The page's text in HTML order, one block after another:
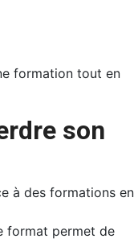
formation tout en
son
à des formations en
format permet de